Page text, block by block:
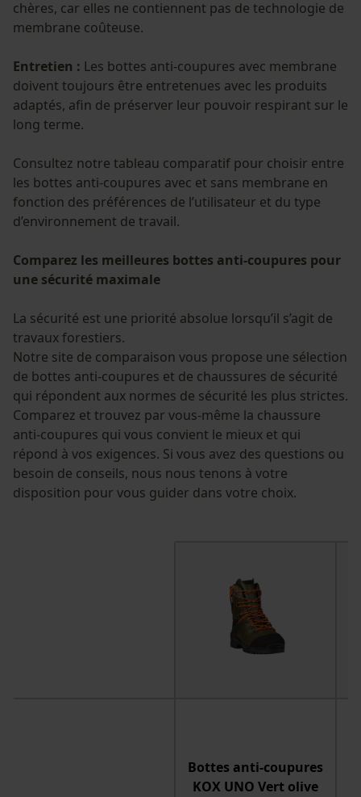
chères, car elles ne contiennent pas de technologie de
membrane coûteuse.
Entretien : Les bottes anti-coupures avec membrane
doivent toujours être entretenues avec les produits
adaptés, afin de préserver leur pouvoir respirant sur le
long terme.
Consultez notre tableau comparatif pour choisir entre
les bottes anti-coupures avec et sans membrane en
fonction des préférences de l’utilisateur et du type
d’environnement de travail.
Comparez les meilleures bottes anti-coupures pour
une sécurité maximale
La sécurité est une priorité absolue lorsqu’il s’agit de
travaux forestiers.
Notre site de comparaison vous propose une sélection
de bottes anti-coupures et de chaussures de sécurité
qui répondent aux normes de sécurité les plus strictes.
Comparez et trouvez par vous-même la chaussure
anti-coupures qui vous convient le mieux et qui
répond à vos exigences. Si vous avez des questions ou
besoin de conseils, nous nous tenons à votre
disposition pour vous guider dans votre choix.
Bottes anti-coupures
KOX UNO Vert olive
Salutation personnelle
Géo-IP et détection des
Vidéos YouTube
Google Maps
Prise de contact par chat
Cookies marketing
Google Global Site Tag
Microsoft Advertising Universal
Survicate